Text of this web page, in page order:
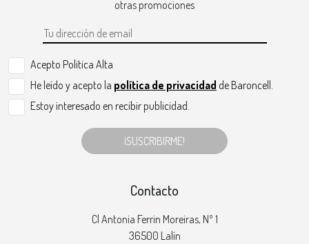
otras promociones
Acepto Politica Alta
He leído y acepto la política de privacidad de Baroncell.
Estoy interesado en recibir publicidad.
¡SUSCRIBIRME!
Contacto
Cl Antonia Ferrin Moreiras, Nº 1
36500 Lalín